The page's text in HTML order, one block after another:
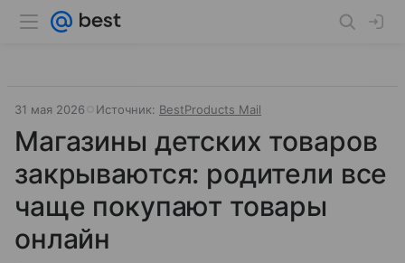
31 мая 2026 Источник: BestProducts Mail
Магазины детских товаров
закрываются: родители все
чаще покупают товары
онлайн